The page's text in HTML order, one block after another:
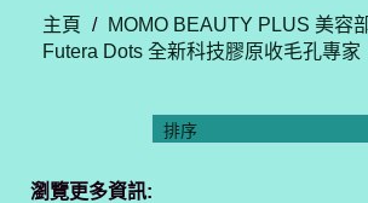
主頁 / MOMO BEAUTY PLUS 美容
Futera Dots 全新科技膠原收毛孔專家
瀏覽更多資訊: